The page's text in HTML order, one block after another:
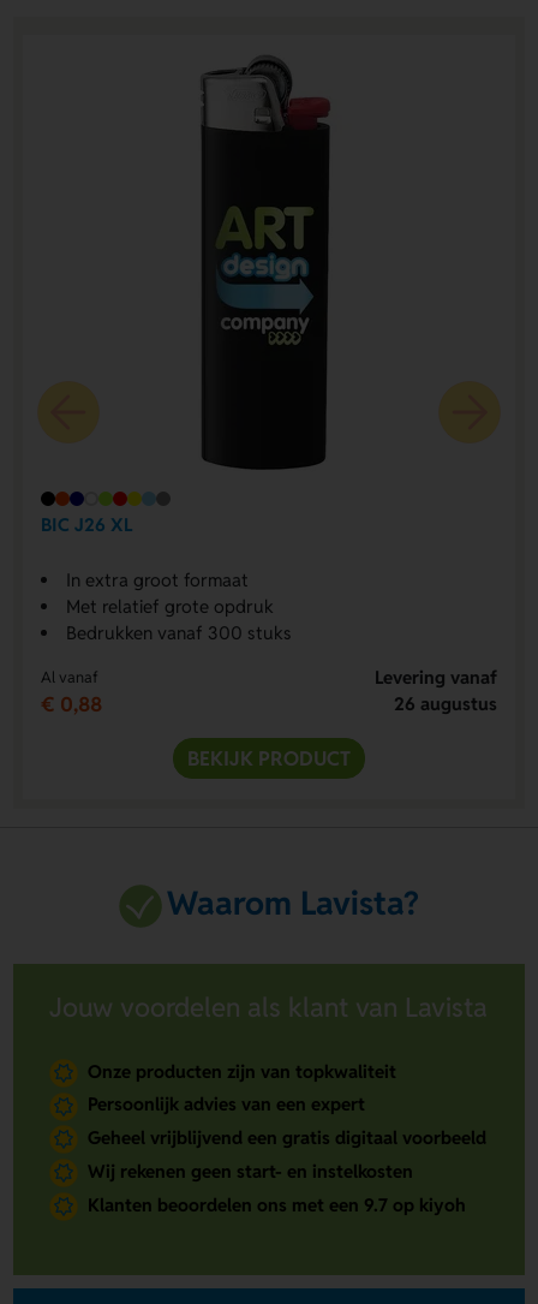
BIC J26 XL
In extra groot formaat
Met relatief grote opdruk
Bedrukken vanaf 300 stuks
Al vanaf
€ 0,88
Levering vanaf
26 augustus
BEKIJK PRODUCT
Waarom Lavista?
Jouw voordelen als klant van Lavista
Onze producten zijn van topkwaliteit
Persoonlijk advies van een expert
Geheel vrijblijvend een gratis digitaal voorbeeld
Wij rekenen geen start- en instelkosten
Klanten beoordelen ons met een 9.7 op kiyoh